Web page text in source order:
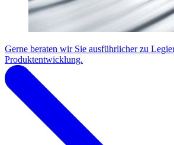
Gerne beraten wir Sie ausführlicher zu
Produktentwicklung.